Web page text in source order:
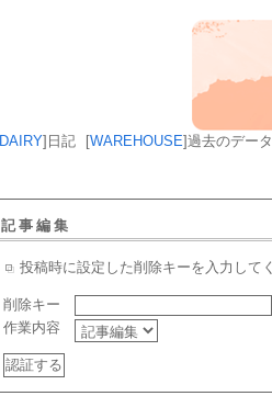
DAIRY] 日記 [WAREHOUSE]過去のデータ
記事編集
投稿時に設定した削除キーを入力して
削除キー
作業内容